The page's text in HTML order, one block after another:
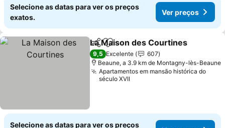
Selecione as datas para ver os preços
exatos.
Ver preços
PartilharAdicionar aos favoritos
La Maison des Courtines
9,5 Excelente
607
Beaune, a 3.9 km de Montagny-lès-Beaune
Apartamentos em mansão histórica do
século XVII
Selecione as datas para ver os preços